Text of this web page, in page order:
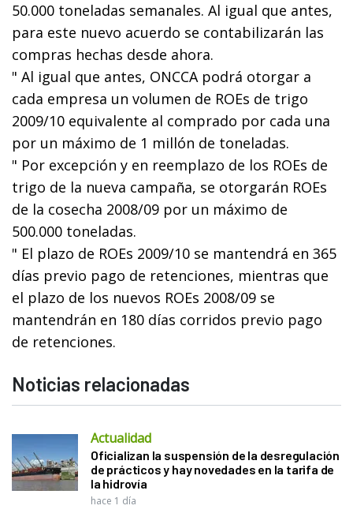
50.000 toneladas semanales. Al igual que antes,
para este nuevo acuerdo se contabilizarán las
compras hechas desde ahora.
" Al igual que antes, ONCCA podrá otorgar a
cada empresa un volumen de ROEs de trigo
2009/10 equivalente al comprado por cada una
por un máximo de 1 millón de toneladas.
" Por excepción y en reemplazo de los ROEs de
trigo de la nueva campaña, se otorgarán ROEs
de la cosecha 2008/09 por un máximo de
500.000 toneladas.
" El plazo de ROEs 2009/10 se mantendrá en 365
días previo pago de retenciones, mientras que
el plazo de los nuevos ROEs 2008/09 se
mantendrán en 180 días corridos previo pago
de retenciones.
Noticias relacionadas
Actualidad
Oficializan la suspensión de la desregulación
de prácticos y hay novedades en la tarifa de
la hidrovía
hace 1 día